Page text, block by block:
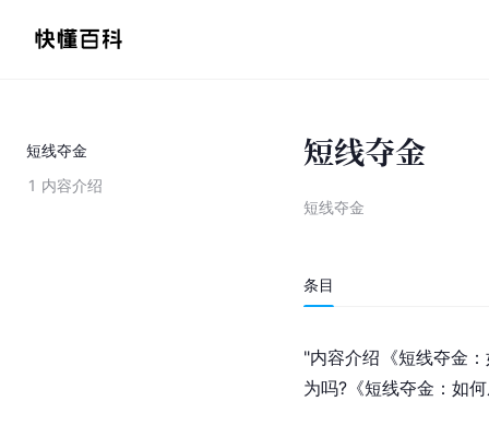
短线夺金
1 内容介绍
短线夺金
短线夺金
条目
"内容介绍《短线夺金
为吗?《短线夺金：如